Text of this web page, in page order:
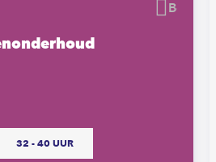
32 - 40 UUR